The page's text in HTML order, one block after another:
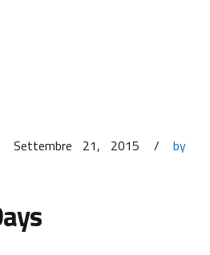
Settembre 21, 2015
by